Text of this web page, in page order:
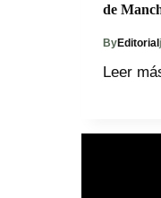
de
ByEditorial
Leer